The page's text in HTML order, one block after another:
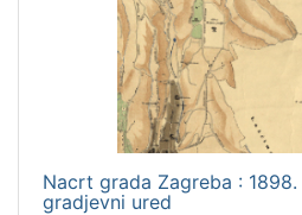
Nacrt grada Zagreba :
gradjevni ured